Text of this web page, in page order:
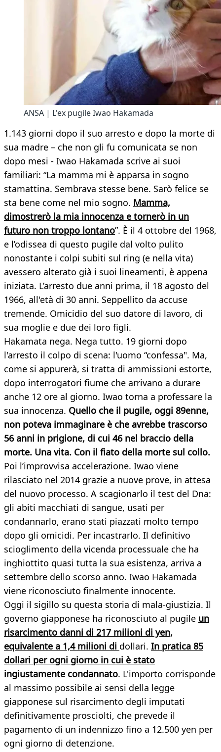
ANSA | L'ex pugile Iwao Hakamada
1.143 giorni dopo il suo arresto e dopo la morte di
sua madre – che non gli fu comunicata se non
dopo mesi - Iwao Hakamada scrive ai suoi
familiari: “La mamma mi è apparsa in sogno
stamattina. Sembrava stesse bene. Sarò felice se
sta bene come nel mio sogno. Mamma,
dimostrerò la mia innocenza e tornerò in un
futuro non troppo lontano”. È il 4 ottobre del 1968,
e l’odissea di questo pugile dal volto pulito
nonostante i colpi subiti sul ring (e nella vita)
avessero alterato già i suoi lineamenti, è appena
iniziata. L’arresto due anni prima, il 18 agosto del
1966, all'età di 30 anni. Seppellito da accuse
tremende. Omicidio del suo datore di lavoro, di
sua moglie e due dei loro figli.
Hakamata nega. Nega tutto. 19 giorni dopo
l'arresto il colpo di scena: l'uomo “confessa". Ma,
come si appurerà, si tratta di ammissioni estorte,
dopo interrogatori fiume che arrivano a durare
anche 12 ore al giorno. Iwao torna a professare la
sua innocenza. Quello che il pugile, oggi 89enne,
non poteva immaginare è che avrebbe trascorso
56 anni in prigione, di cui 46 nel braccio della
morte. Una vita. Con il fiato della morte sul collo.
Poi l’improvvisa accelerazione. Iwao viene
rilasciato nel 2014 grazie a nuove prove, in attesa
del nuovo processo. A scagionarlo il test del Dna:
gli abiti macchiati di sangue, usati per
condannarlo, erano stati piazzati molto tempo
dopo gli omicidi. Per incastrarlo. Il definitivo
scioglimento della vicenda processuale che ha
inghiottito quasi tutta la sua esistenza, arriva a
settembre dello scorso anno. Iwao Hakamada
viene riconosciuto finalmente innocente.
Oggi il sigillo su questa storia di mala-giustizia. Il
governo giapponese ha riconosciuto al pugile un
risarcimento danni di 217 milioni di yen,
equivalente a 1,4 milioni di dollari. In pratica 85
dollari per ogni giorno in cui è stato
ingiustamente condannato. L'importo corrisponde
al massimo possibile ai sensi della legge
giapponese sul risarcimento degli imputati
definitivamente prosciolti, che prevede il
pagamento di un indennizzo fino a 12.500 yen per
ogni giorno di detenzione.